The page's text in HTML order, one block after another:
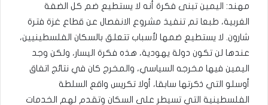
مهند: اليمين تبنى فكرة أنه لا يستطيع ضم كل الضفة
الغربية، طبعا تم تنفيذ مشروع الانفصال عن قطاع غزة فترة
شارون. لا يستطيع ضمها لأسباب تتعلق بالسكان الفلسطينيين،
عندها لن تكون دولة يهودية، هذه فكرة اليسار، ولكن وجد
اليمين فيها مخرجه السياسي، والمخرج كان في نتائج اتفاق
أوسلو التي ذكرتها سابقا، أولا تكريس واقع السلطة
الفلسطينية التي تسيطر على السكان وتقدم لهم الخدمات